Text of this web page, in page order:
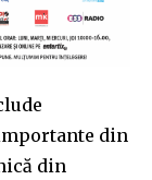
din
din